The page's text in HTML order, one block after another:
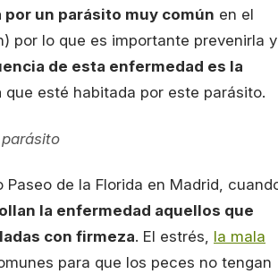
por un parásito muy común en el
por lo que es importante prevenirla y
de esta enfermedad es la
que esté habitada por este parásito.
de la Florida en Madrid,
la enfermedad aquellos que
con firmeza. El estrés, la mala
para que los peces no tengan